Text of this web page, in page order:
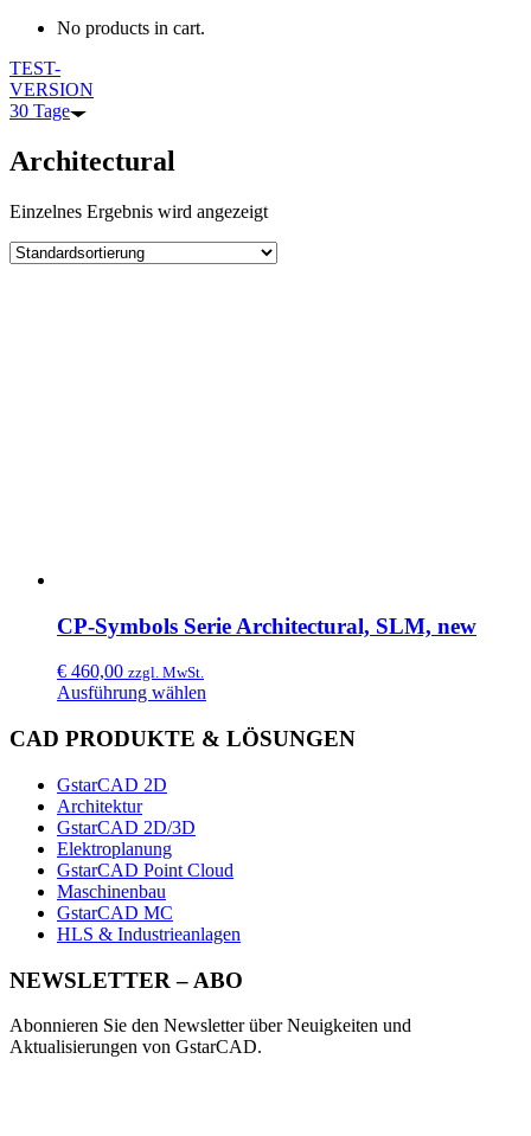
No products in cart.
TEST-
VERSION
30 Tage
Architectural
Einzelnes Ergebnis wird angezeigt
CP-Symbols Serie Architectural, SLM, new
€ 460,00 zzgl. MwSt.
Ausführung wählen
CAD PRODUKTE & LÖSUNGEN
GstarCAD 2D
Architektur
GstarCAD 2D/3D
Elektroplanung
GstarCAD Point Cloud
Maschinenbau
GstarCAD MC
HLS & Industrieanlagen
NEWSLETTER – ABO
Abonnieren Sie den Newsletter über Neuigkeiten und
Aktualisierungen von GstarCAD.